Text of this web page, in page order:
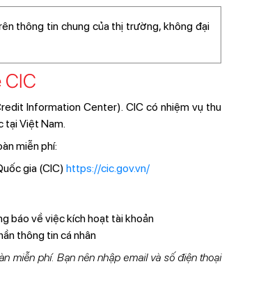
thông tin chung của thị trường, không đại
CIC
Information Center). CIC có nhiệm vụ thu
tại Việt Nam.
miễn phí:
gia (CIC) https://cic.gov.vn/
báo về việc kích hoạt tài khoản
thông tin cá nhân
miễn phí. Bạn nên nhập email và số điện thoại